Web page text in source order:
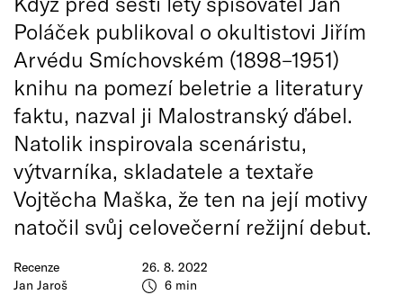
Recenze
Jan Jaroš
26. 8. 2022
6 min
Poláček publikoval o okultistovi Jiřím
Arvédu Smíchovském (1898–1951)
knihu na pomezí beletrie a literatury
faktu, nazval ji Malostranský ďábel.
Natolik inspirovala scenáristu,
výtvarníka, skladatele a textaře
Vojtěcha Maška, že ten na její motivy
natočil svůj celovečerní režijní debut.